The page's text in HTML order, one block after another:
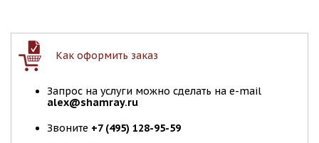
Как оформить заказ
Запрос на услуги можно сделать на e-mail
alex@shamray.ru
Звоните +7 (495) 128-95-59